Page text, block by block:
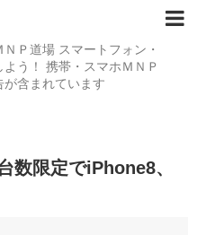
Ｐ道場 スマートフォン・
う！ 携帯・スマホＭＮＰ
含まれています
数限定でiPhone8、